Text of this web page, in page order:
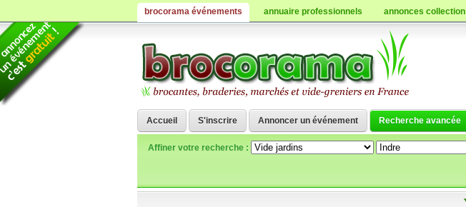
Accueil S'inscrire Annoncer un événement Recherche avancée
Affiner votre recherche :
brocorama événements annuaire professionnels annonces collection